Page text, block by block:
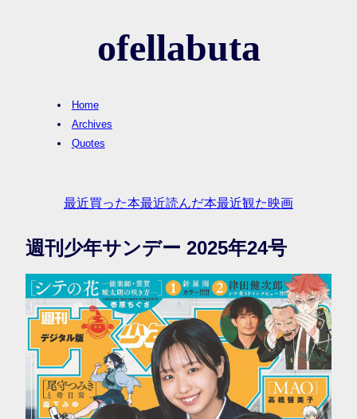
ofellabuta
Home
Archives
Quotes
最近買った本最近読んだ本最近観た映画
週刊少年サンデー 2025年24号